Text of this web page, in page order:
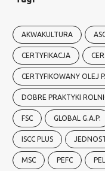
AKWAKULTURA
CERTYFIKACJA
CERTYFIKOWANY OLEJ
DOBRE PRAKTYKI
FSC GLOBAL G.A.P.
ISCC PLUS
MSC PEFC